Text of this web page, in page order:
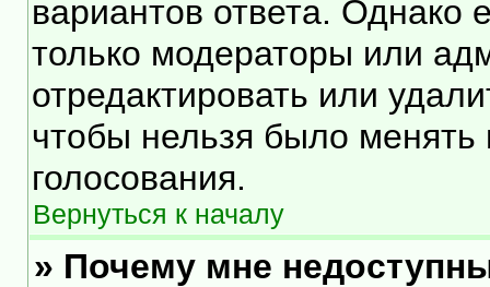
вариантов ответа. Однако
только модераторы или
отредактировать или
чтобы нельзя было менять
голосования.
Вернуться к началу
» Почему мне